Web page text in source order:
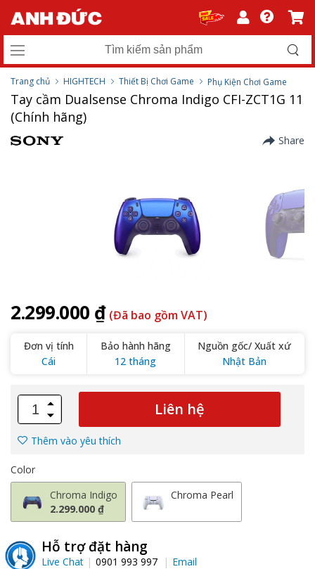
Trang chủ HIGHTECH Thiết Bị Chơi Game Phụ Kiện Chơi Game
Tay cầm Dualsense Chroma Indigo CFI-ZCT1G 11
(Chính hãng)
Share
2.299.000 ₫ (Đã bao gồm VAT)
Đơn vị tính
Cái
Bảo hành hãng
12 tháng
Nguồn gốc/ Xuất xứ
Nhật Bản
Liên hệ
Thêm vào yêu thích
Color
Chroma Indigo
2.299.000 ₫
Chroma Pearl
Hỗ trợ đặt hàng
Live Chat 0901 993 997 Email